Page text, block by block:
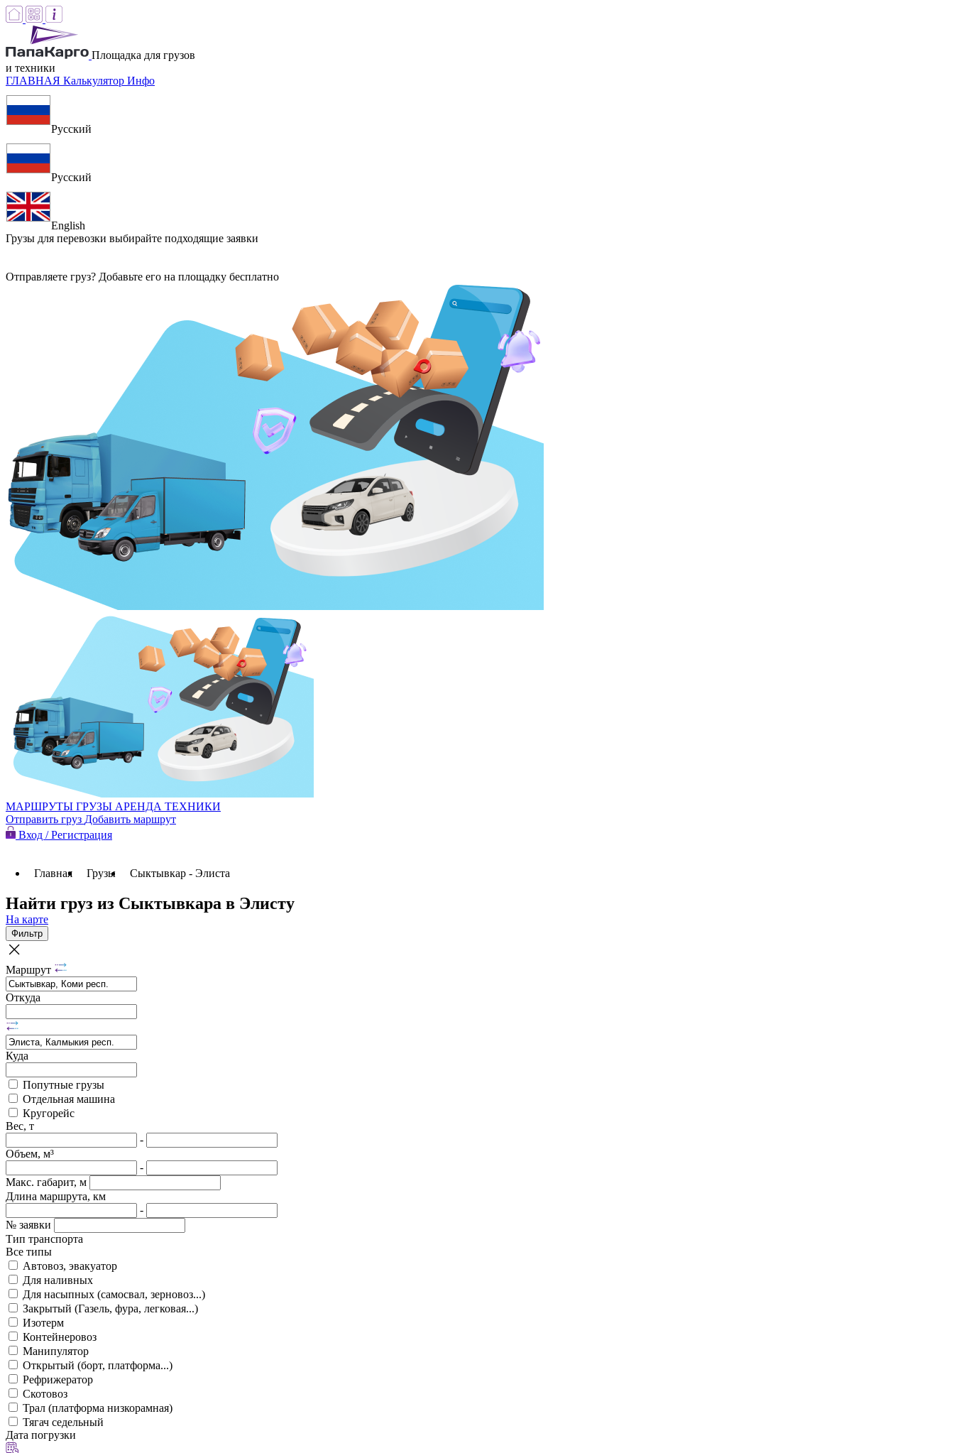
Площадка для грузов
и техники
ГЛАВНАЯ Калькулятор Инфо
Русский
Русский
English
Грузы для перевозки выбирайте подходящие заявки
Отправляете груз? Добавьте его на площадку бесплатно
МАРШРУТЫ ГРУЗЫ АРЕНДА ТЕХНИКИ
Отправить груз Добавить маршрут
Вход / Регистрация
Главная Грузы Сыктывкар - Элиста
Найти груз из Сыктывкара в Элисту
На карте
Фильтр
Маршрут
Откуда
Куда
Попутные грузы
Отдельная машина
Кругорейс
Вес, т
-
Объем, м³
-
Макс. габарит, м
Длина маршрута, км
-
№ заявки
Тип транспорта
Все типы
Автовоз, эвакуатор
Для наливных
Для насыпных (самосвал, зерновоз...)
Закрытый (Газель, фура, легковая...)
Изотерм
Контейнеровоз
Манипулятор
Открытый (борт, платформа...)
Рефрижератор
Скотовоз
Трал (платформа низкорамная)
Тягач седельный
Дата погрузки